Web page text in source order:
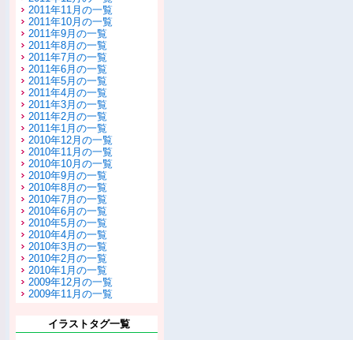
2011年11月の一覧
2011年10月の一覧
2011年9月の一覧
2011年8月の一覧
2011年7月の一覧
2011年6月の一覧
2011年5月の一覧
2011年4月の一覧
2011年3月の一覧
2011年2月の一覧
2011年1月の一覧
2010年12月の一覧
2010年11月の一覧
2010年10月の一覧
2010年9月の一覧
2010年8月の一覧
2010年7月の一覧
2010年6月の一覧
2010年5月の一覧
2010年4月の一覧
2010年3月の一覧
2010年2月の一覧
2010年1月の一覧
2009年12月の一覧
2009年11月の一覧
イラストタグ一覧